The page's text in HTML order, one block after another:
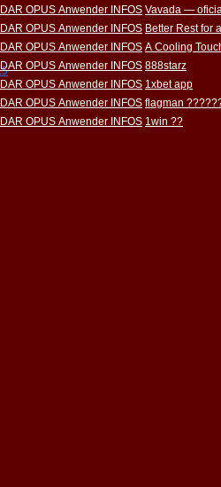
OPUS Anwender INFOS Vavada —
OPUS Anwender INFOS Better Rest for
OPUS Anwender INFOS A Cooling
OPUS Anwender INFOS 888starz
OPUS Anwender INFOS 1xbet app
OPUS Anwender INFOS flagman
OPUS Anwender INFOS 1win ??